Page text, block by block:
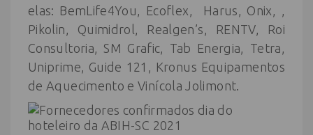
elas: BemLife4You, Ecoflex, Harus, Onix, ,
Pikolin, Quimidrol, Realgen’s, RENTV, Roi
Consultoria, SM Grafic, Tab Energia, Tetra,
Uniprime, Guide 121, Kronus Equipamentos
de Aquecimento e Vinícola Jolimont.